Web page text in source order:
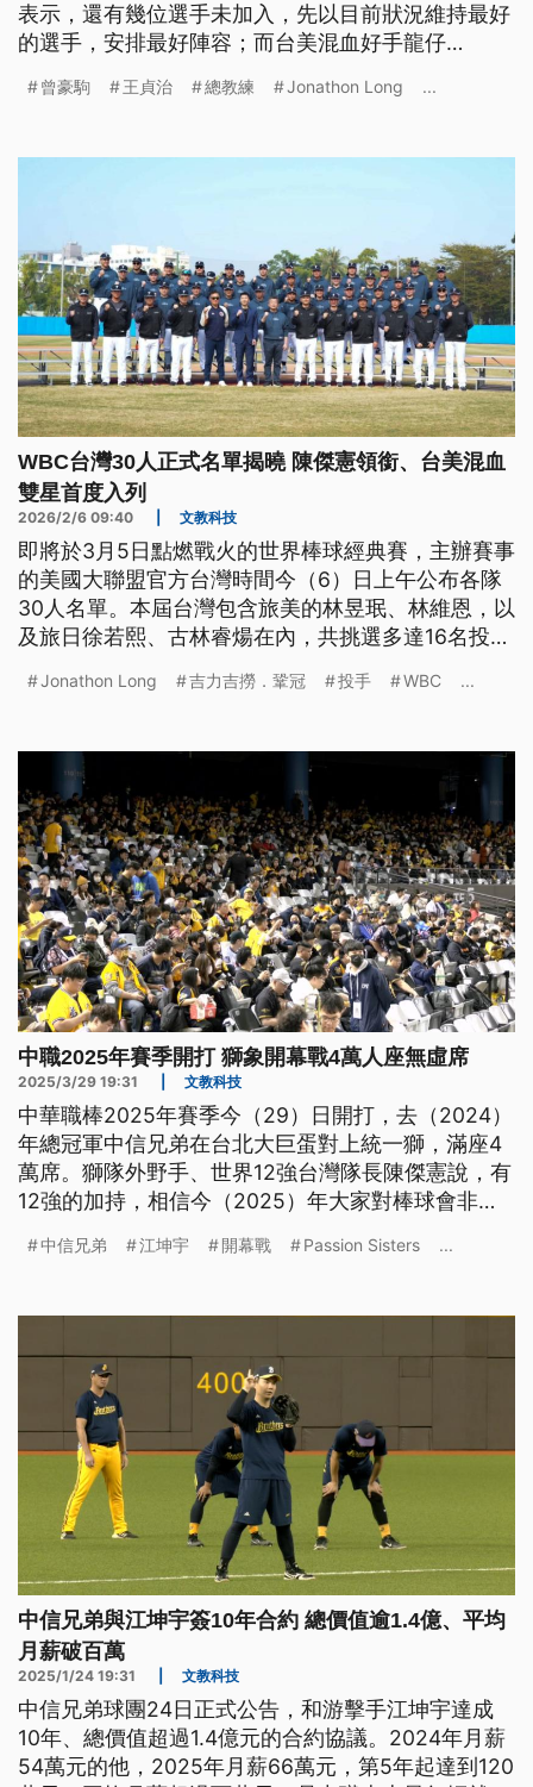
表示，還有幾位選手未加入，先以目前狀況維持最好
的選手，安排最好陣容；而台美混血好手龍仔
是內野還是外野手，曾豪駒表示，人選明日公布。
曾豪駒 王貞治 總教練 Jonathon Long ...
WBC台灣30人正式名單揭曉 陳傑憲領銜、台美混血
雙星首度入列
2026/2/6 09:40 文教科技
即將於3月5日點燃戰火的世界棒球經典賽，主辦賽事
的美國大聯盟官方台灣時間今（6）日上午公布各隊
30人名單。本屆台灣包含旅美的林昱珉、林維恩，以
及旅日徐若熙、古林睿煬在內，共挑選多達16名投
的Jonathon Long、Stuart Fairchild也將首度披上台
Jonathon Long 吉力吉撈．鞏冠 投手 WBC ...
中職2025年賽季開打 獅象開幕戰4萬人座無虛席
2025/3/29 19:31 文教科技
中華職棒2025年賽季今（29）日開打，去（2024）
年總冠軍中信兄弟在台北大巨蛋對上統一獅，滿座4
萬席。獅隊外野手、世界12強台灣隊長陳傑憲說，有
12強的加持，相信今（2025）年大家對棒球會非常
中信兄弟 江坤宇 開幕戰 Passion Sisters ...
中信兄弟與江坤宇簽10年合約 總價值逾1.4億、平均
月薪破百萬
2025/1/24 19:31 文教科技
中信兄弟球團24日正式公告，和游擊手江坤宇達成
10年、總價值超過1.4億元的合約協議。2024年月薪
54萬元的他，2025年月薪66萬元，第5年起達到120